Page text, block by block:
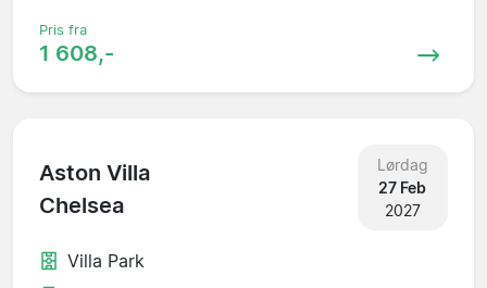
Pris fra
1 608,-
Aston Villa
Chelsea
Lørdag
27 Feb
2027
Villa Park